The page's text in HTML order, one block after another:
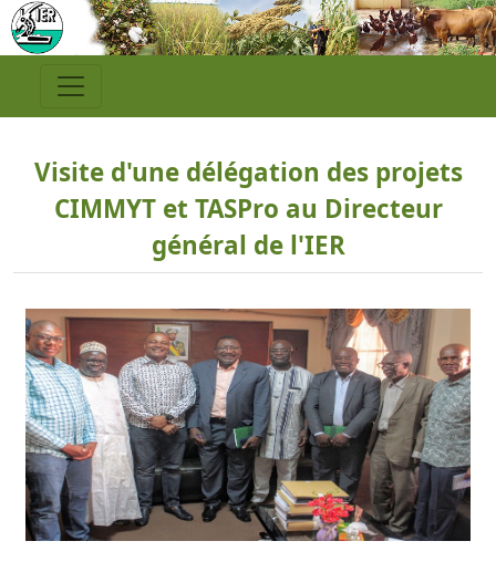
Visite d'une délégation des projets
CIMMYT et TASPro au Directeur
général de l'IER